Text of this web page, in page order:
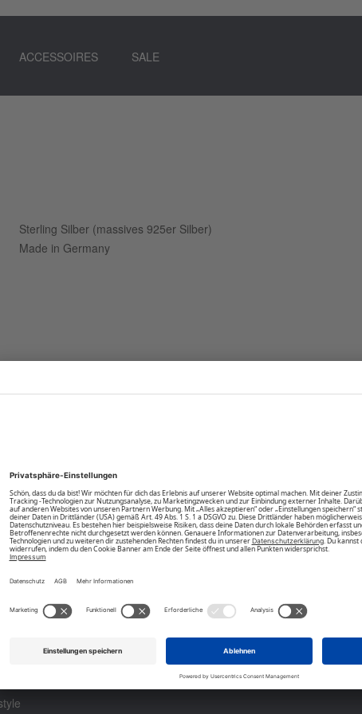
ACCESSOIRES SALE
Sterling Silber (massives 925er Silber)
Made in Germany
einen coolen und lässigen Look. Das
Uns Community
Affiliate Partnerprogramm